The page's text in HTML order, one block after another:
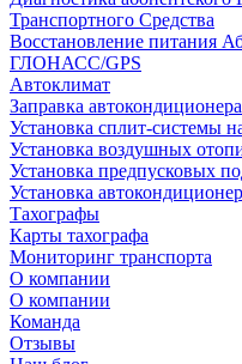
Транспортного Средства
Восстановление питания
ГЛОНАСС/GPS
Автоклимат
Заправка
Установка сплит-системы
Установка воздушных
Установка предпусковых
Установка
Тахографы
Карты тахографа
Мониторинг транспорта
О компании
О компании
Команда
Отзывы